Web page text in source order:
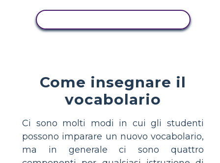
Come insegnare il
vocabolario
Ci sono molti modi in cui gli studenti
possono imparare un nuovo vocabolario,
ma in generale ci sono quattro